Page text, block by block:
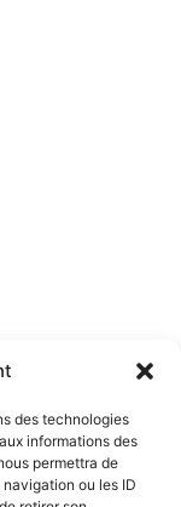
des technologies
informations des
permettra de
ou les ID